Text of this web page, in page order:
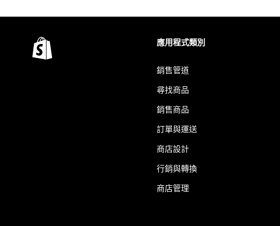
應用程式類別
銷售管道
尋找商品
銷售商品
訂單與運送
商店設計
行銷與轉換
商店管理